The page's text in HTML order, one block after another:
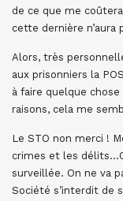
de ce que me
cette dernière n’aura
Alors, très
aux prisonniers la
à faire quelque
raisons, cela me
Le STO non merci !
crimes et les
surveillée. On ne va
Société s’interdit de